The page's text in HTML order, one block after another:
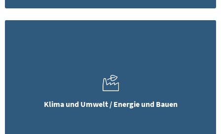
Klima und Umwelt / Energie und Bauen